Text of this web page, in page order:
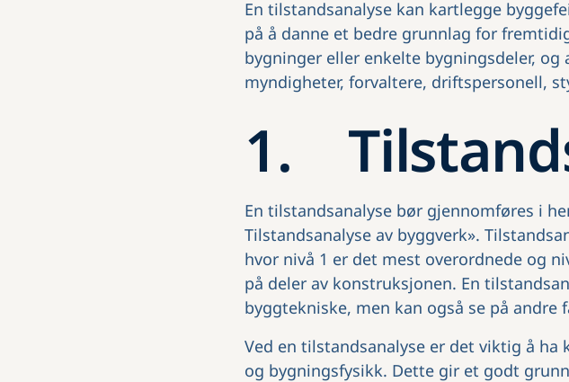
En tilstandsanalyse kan kartlegge
på å danne et bedre grunnlag for
bygninger eller enkelte bygningsdeler,
myndigheter, forvaltere, driftspersonell,
1.
En tilstandsanalyse bør gjennomføres i
Tilstandsanalyse av byggverk».
hvor nivå 1 er det mest overordnede og
på deler av konstruksjonen. En
byggtekniske, men kan også se på andre
Ved en tilstandsanalyse er det viktig å
og bygningsfysikk. Dette gir et godt